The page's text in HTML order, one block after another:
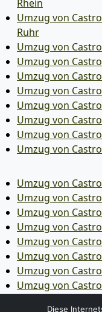
Rhein
Umzug von
Ruhr
Umzug von
Umzug von
Umzug von
Umzug von
Umzug von
Umzug von
Umzug von
Umzug von
Umzug von
Umzug von
Umzug von
Umzug von
Umzug von
Umzug von
Umzug von
Umzug von
Diese